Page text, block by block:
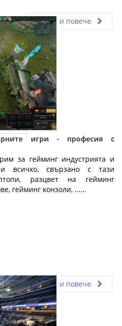
Прочети повече
игри - професия с
за гейминг индустрията и
и всичко, свързано с тази
разцвет на гейминг
гейминг конзоли, ...…
Прочети повече